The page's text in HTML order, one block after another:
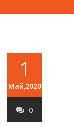
1
Май,2020
0